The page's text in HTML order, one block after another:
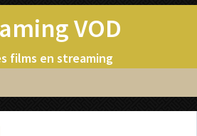
VOD
films en streaming